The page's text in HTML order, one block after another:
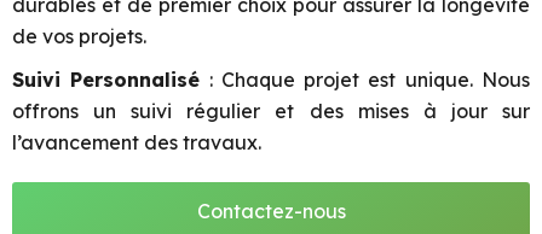
durables et de premier choix pour assurer la longévité
de vos projets.
Suivi Personnalisé : Chaque projet est unique. Nous
offrons un suivi régulier et des mises à jour sur
l’avancement des travaux.
Contactez-nous